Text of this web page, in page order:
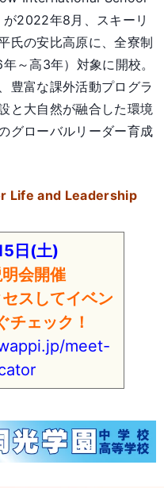
2022年8月、スキーリ
氏の安比高原に、全寮制
～高3年）対象に開校。
豊富な課外活動プログラ
と大自然が融合した環境
グローバルリーダー育成
Life and Leadership
日(土)
会開催
スしてイベン
チェック！
meet-